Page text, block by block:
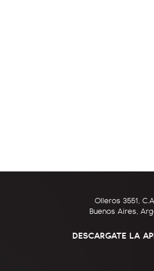
Olleros 3551,
Buenos Aires,
DESCARGATE LA